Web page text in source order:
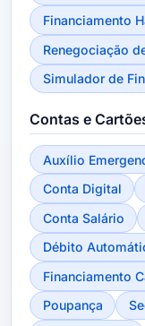
Financiamento
Renegociação
Simulador de
Contas e
Auxílio
Conta Digital
Conta Salário
Débito
Financiamento
Poupança